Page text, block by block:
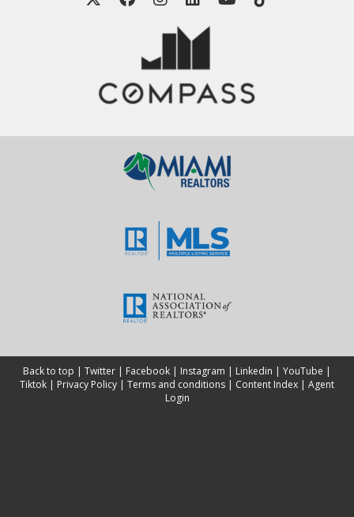
Back to top | Twitter | Facebook | Instagram | Linkedin | YouTube |
Tiktok | Privacy Policy | Terms and conditions | Content Index | Agent
Login